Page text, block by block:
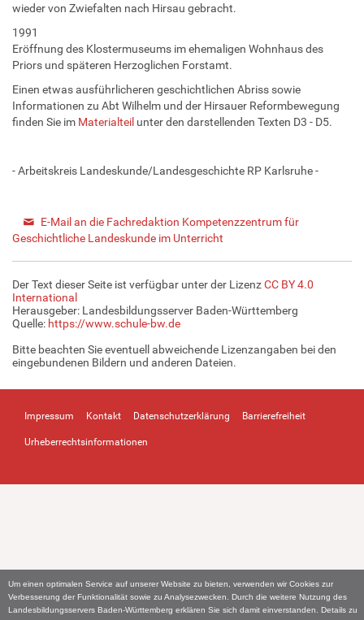
Um einen optimalen Service auf unserer Website zu bieten, verwenden wir Cookies zur
Verbesserung der Funktionalität sowie zu Analysezwecken. Durch die weitere Nutzung des
Landesbildungsservers Baden-Württemberg erklären Sie sich damit einverstanden. Details zu
wieder von Zwiefalten nach Hirsau gebracht.
1991
Eröffnung des Klostermuseums im ehemaligen Wohnhaus des
Priors und späteren Herzoglichen Forstamt.
Einen etwas ausführlicheren geschichtlichen Abriss sowie
Informationen zu Abt Wilhelm und der Hirsauer Reformbewegung
finden Sie im Materialteil unter den darstellenden Texten D3 - D5.
- Arbeitskreis Landeskunde/Landesgeschichte RP Karlsruhe -
E-Mail an die Fachredaktion Kompetenzzentrum für
Geschichtliche Landeskunde im Unterricht
Der Text dieser Seite ist verfügbar unter der LizenzCC BY 4.0
International
Herausgeber: Landesbildungsserver Baden-Württemberg
Quelle: https://www.schule-bw.de
Bitte beachten Sie eventuell abweichende Lizenzangaben bei den
eingebundenen Bildern und anderen Dateien.
Impressum Kontakt Datenschutzerklärung Barrierefreiheit
Urheberrechtsinformationen